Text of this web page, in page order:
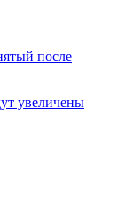
после
увеличены